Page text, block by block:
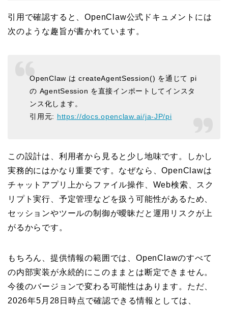
引用で確認すると、OpenClaw公式ドキュメントには
次のような趣旨が書かれています。
OpenClaw は createAgentSession() を通じて pi
の AgentSession を直接インポートしてインスタ
ンス化します。
引用元: https://docs.openclaw.ai/ja-JP/pi
この設計は、利用者から見ると少し地味です。しかし
実務的にはかなり重要です。なぜなら、OpenClawは
チャットアプリ上からファイル操作、Web検索、スク
リプト実行、予定管理などを扱う可能性があるため、
セッションやツールの制御が曖昧だと運用リスクが上
がるからです。
もちろん、提供情報の範囲では、OpenClawのすべて
の内部実装が永続的にこのままとは断定できません。
今後のバージョンで変わる可能性はあります。ただ、
2026年5月28日時点で確認できる情報としては、